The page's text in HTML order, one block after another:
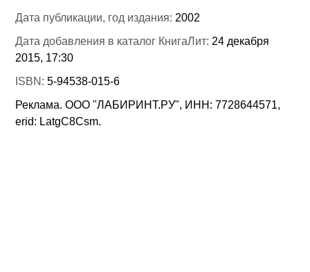
Дата публикации, год издания: 2002
Дата добавления в каталог КнигаЛит: 24 декабря
2015, 17:30
ISBN:5-94538-015-6
Реклама. ООО "ЛАБИРИНТ.РУ", ИНН: 7728644571,
erid: LatgC8Csm.